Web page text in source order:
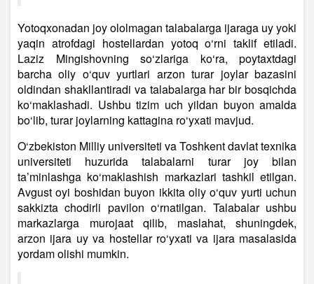
Yotoqxonadan joy ololmagan talabalarga ijaraga uy yoki
yaqin atrofdagi hostellardan yotoq o‘rni taklif etiladi.
Laziz Mingishovning so‘zlariga ko‘ra, poytaxtdagi
barcha oliy o‘quv yurtlari arzon turar joylar bazasini
oldindan shakllantiradi va talabalarga har bir bosqichda
ko‘maklashadi. Ushbu tizim uch yildan buyon amalda
bo‘lib, turar joylarning kattagina ro‘yxati mavjud.
O‘zbekiston Milliy universiteti va Toshkent davlat texnika
universiteti huzurida talabalarni turar joy bilan
ta’minlashga ko‘maklashish markazlari tashkil etilgan.
Avgust oyi boshidan buyon ikkita oliy o‘quv yurti uchun
sakkizta chodirli pavilon o‘rnatilgan. Talabalar ushbu
markazlarga murojaat qilib, maslahat, shuningdek,
arzon ijara uy va hostellar ro‘yxati va ijara masalasida
yordam olishi mumkin.